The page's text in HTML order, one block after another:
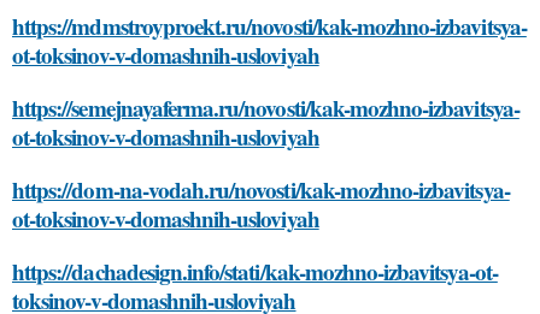
https://mdmstroyproekt.ru/novosti/kak-mozhno-izbavitsya-
ot-toksinov-v-domashnih-usloviyah
https://semejnayaferma.ru/novosti/kak-mozhno-izbavitsya-
ot-toksinov-v-domashnih-usloviyah
https://dom-na-vodah.ru/novosti/kak-mozhno-izbavitsya-
ot-toksinov-v-domashnih-usloviyah
https://dachadesign.info/stati/kak-mozhno-izbavitsya-ot-
toksinov-v-domashnih-usloviyah